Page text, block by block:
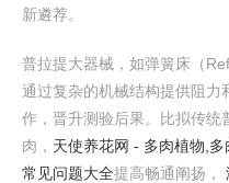
新遴荐。
普拉提大器械，如弹簧床（
通过复杂的机械结构提供阻力
作，晋升测验后果。比拟传统
肉， 天使养花网 - 多肉植物,
常见问题大全提高畅通阐扬，